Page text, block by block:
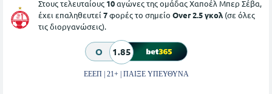
Στους τελευταίους 10αγώνες της ομάδας Χαποέλ Μπερ Σέβα,
έχει επαληθευτεί 7φορές το σημείο Over 2.5 γκολ (σε όλες
τις διοργανώσεις).
O 1.85
ΕΕΕΠ | 21+ | ΠΑΙΞΕ ΥΠΕΥΘΥΝΑ